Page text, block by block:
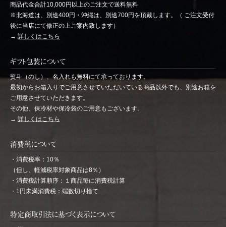
商品代金合計10,000円以上のご注文で送料無料
※北海道は、別途400円・沖縄は、別途700円を頂戴します。（ ご注文受付
後に当店にて修正の上ご案内致します）
→ 詳しくはこちら
ギフト包装について
熨斗（のし）、名入れも無料にて承っております。
最初からお箱入りでご用意させていただいている商品以外でも、別途お箱を
ご用意させていただきます。
その他、保冷材や保冷袋のご用意もございます。
→ 詳しくはこちら
消費税について
・消費税率：10％
（但し、軽減税率対象商品は8％）
・消費税計算順序：１商品毎に消費税計算
・1円未満消費税：端数切り捨て
特定商取引法に基づく表示について